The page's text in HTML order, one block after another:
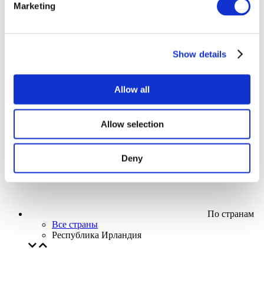
Marketing
Show details
Allow all
Allow selection
Deny
Творческий вечер
Наше спецпредложение
Применить
По странам
Все страны
Республика Ирландия